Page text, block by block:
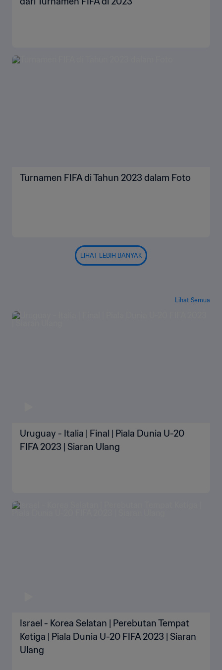
Turnamen FIFA di Tahun 2023 dalam Foto
LIHAT LEBIH BANYAK
Lihat Semua
Uruguay - Italia | Final | Piala Dunia U-20
FIFA 2023 | Siaran Ulang
Israel - Korea Selatan | Perebutan Tempat
Ketiga | Piala Dunia U-20 FIFA 2023 | Siaran
Ulang